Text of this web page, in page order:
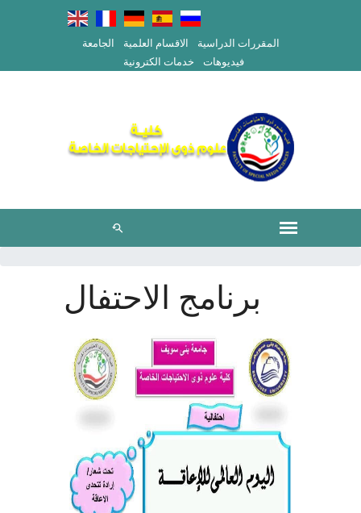
الجامعة الاقسام العلمية
المقررات الدراسية
خدمات الكترونية
فيديوهات
برنامج الاحتفال